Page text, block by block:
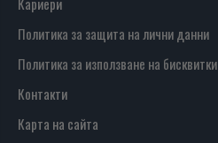
Политика за защита на лични данни
Политика за използване на бисквитки
Контакти
Карта на сайта